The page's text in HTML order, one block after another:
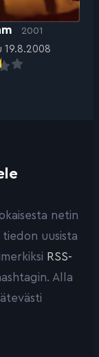
2001
19.8.2008
netin
tiedon uusista
RSS-
Alla